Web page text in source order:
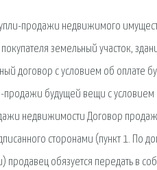
продажи недвижимого
покупателя земельный участок,
договор с условием об оплате
продажи будущей вещи с
недвижимости Договор
сторонами (пункт 1. По
продавец обязуется передать в